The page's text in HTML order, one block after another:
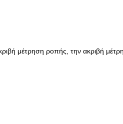
μέτρηση ροπής, την ακριβή